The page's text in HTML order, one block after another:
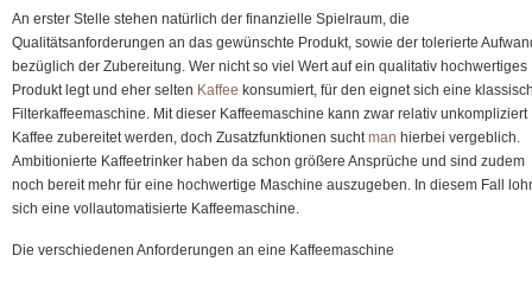
zum
Kauf
An erster Stelle stehen natürlich der finanzielle Spielraum, die
Qualitätsanforderungen an das gewünschte Produkt, sowie der tolerierte
bezüglich der Zubereitung. Wer nicht so viel Wert auf ein qualitativ hochwertiges
Produkt legt und eher selten Kaffee konsumiert, für den eignet sich eine
Filterkaffeemaschine. Mit dieser Kaffeemaschine kann zwar relativ unkompliziert
Kaffee zubereitet werden, doch Zusatzfunktionen sucht man hierbei vergeblich.
Ambitionierte Kaffeetrinker haben da schon größere Ansprüche und sind zudem
noch bereit mehr für eine hochwertige Maschine auszugeben. In diesem Fall
sich eine vollautomatisierte Kaffeemaschine.
Die verschiedenen Anforderungen an eine Kaffeemaschine